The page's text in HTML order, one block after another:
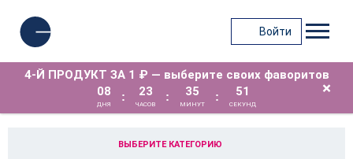
Войти
4-Й ПРОДУКТ ЗА 1 ₽ — выберите своих фаворитов
08
ДНЯ
: 23
ЧАСОВ
: 35
МИНУТ
: 50
СЕКУНД
×
ВЫБЕРИТЕ КАТЕГОРИЮ